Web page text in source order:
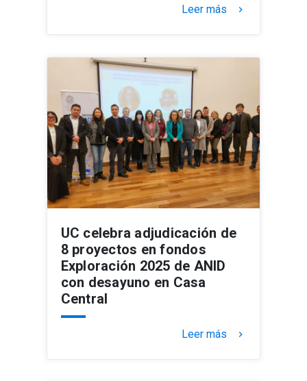
Leer más keyboard_arrow_right
UC celebra adjudicación de
8 proyectos en fondos
Exploración 2025 de ANID
con desayuno en Casa
Central
Leer más keyboard_arrow_right